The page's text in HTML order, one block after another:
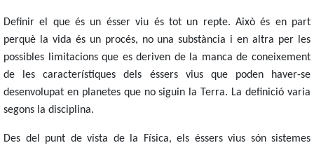
Definir el que és un ésser viu és tot un repte. Això és en part
perquè la vida és un procés, no una substància i en altra per les
possibles limitacions que es deriven de la manca de coneixement
de les característiques dels éssers vius que poden haver-se
desenvolupat en planetes que no siguin la Terra. La definició varia
segons la disciplina.
Des del punt de vista de la Física, els éssers vius són sistemes